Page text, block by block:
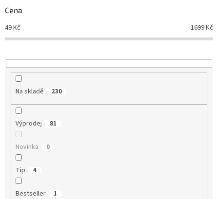
r
o
d
u
t
ů
Cena
49Kč 1699Kč
Na skladě 230
Výprodej 81
Novinka 0
Tip 4
Bestseller 1